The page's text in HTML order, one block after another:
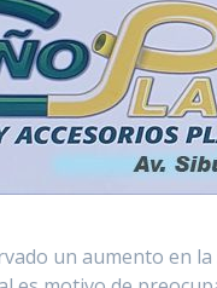
un aumento en